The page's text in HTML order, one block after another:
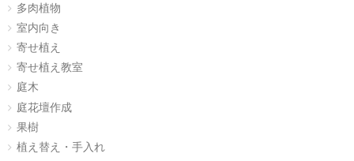
多肉植物
室内向き
寄せ植え
寄せ植え教室
庭木
庭花壇作成
果樹
植え替え・手入れ